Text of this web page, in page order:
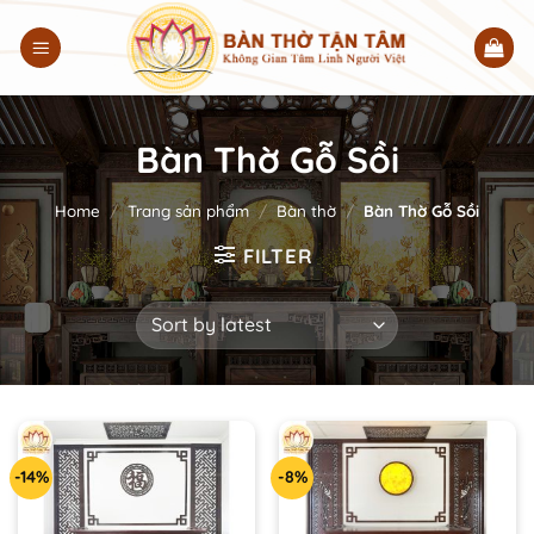
đến
dung
Bàn Thờ Gỗ Sồi
Home / Trang sản phẩm / Bàn thờ / Bàn Thờ Gỗ Sồi
FILTER
-14% -8%